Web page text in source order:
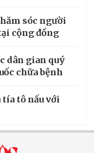
sóc người
cộng đồng
dân gian quý
chữa bệnh
tô nấu với